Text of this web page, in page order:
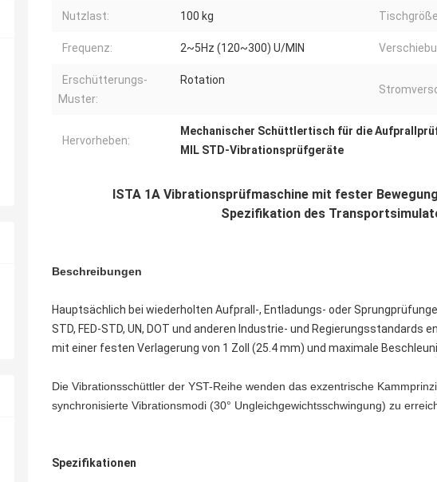
Nutzlast: 100 kg
Frequenz: 2~5Hz (120~300) U/MIN
Erschütterungs-
Muster:
Rotation
Hervorheben:
Mechanischer Schüttlertisch für die
MIL STD-Vibrationsprüfgeräte
ISTA 1A Vibrationsprüfmaschine mit fester
Spezifikation des
Beschreibungen
Hauptsächlich bei wiederholten Aufprall-, Entladungs- oder
STD, FED-STD, UN, DOT und anderen Industrie- und Regierungsstandards
mit einer festen Verlagerung von 1 Zoll (25.4 mm) und maximale
Die Vibrationsschüttler der YST-Reihe wenden das exzentrische
synchronisierte Vibrationsmodi (30° Ungleichgewichtsschwingung) zu
Spezifikationen